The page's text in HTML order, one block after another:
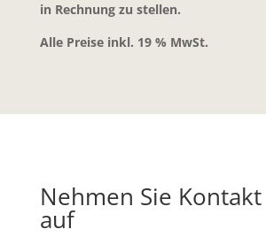
in Rechnung zu stellen.
Alle Preise inkl. 19 % MwSt.
Nehmen Sie
auf